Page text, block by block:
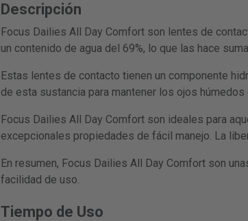
Descripción
Focus Dailies All Day Comfort son lentes de
un contenido de agua del 69%, lo que las hace
Estas lentes de contacto tienen un componente
de esta sustancia para mantener los ojos
Focus Dailies All Day Comfort son ideales para
excepcionales propiedades de fácil manejo. La
En resumen, Focus Dailies All Day Comfort son
facilidad de uso.
Tiempo de Uso